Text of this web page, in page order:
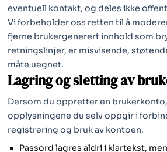
eventuell kontakt, og deles ikke
Vi forbeholder oss retten til å
fjerne brukergenerert innhold som
retningslinjer, er misvisende,
måte uegnet.
Lagring og sletting av
Dersom du oppretter en
opplysningene du selv oppgir i
registrering og bruk av kontoen.
Passord lagres aldri i klartekst,